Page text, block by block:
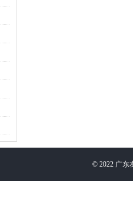
© 2022 广东